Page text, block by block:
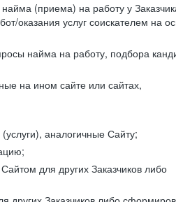
(приема) на работу у
оказания услуг соискателем на
найма на работу, подбора
на ином сайте или сайтах,
аналогичные Сайту;
для других Заказчиков либо